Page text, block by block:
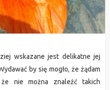
wskazane jest delikatne jej
by się mogło, że żądam
nie można znaleźć takich